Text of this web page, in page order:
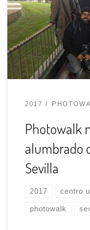
ocasión vamos a
relajado.
está lleno de luces
todas las fotos
[…]
2017
Photowalk
alumbrado
Sevilla
2017 centro
photowalk